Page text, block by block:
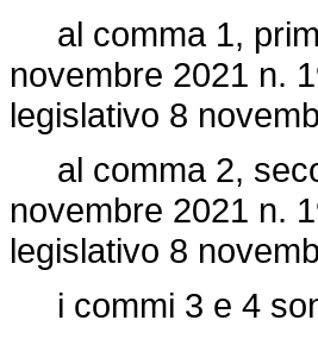
al comma 1,
novembre 2021 n.
legislativo 8
al comma 2,
novembre 2021 n.
legislativo 8
i commi 3 e 4